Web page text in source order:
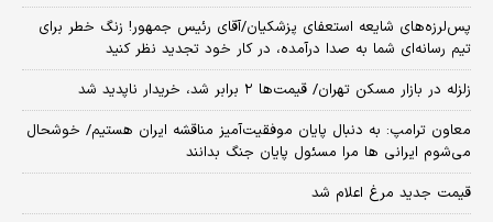
پس‌لرزه‌های شایعه استعفای پزشکیان/آقای رئیس جمهور! زنگ خطر برای
تیم رسانه‌ای شما به صدا درآمده، در کار خود تجدید نظر کنید
زلزله در بازار مسکن تهران/ قیمت‌ها ۲ برابر شد، خریدار ناپدید شد
معاون ترامپ: به دنبال پایان موفقیت‌آمیز مناقشه ایران هستیم/ خوشحال
می‌شوم ایرانی ها مرا مسئول پایان جنگ بدانند
قیمت جدید مرغ اعلام شد